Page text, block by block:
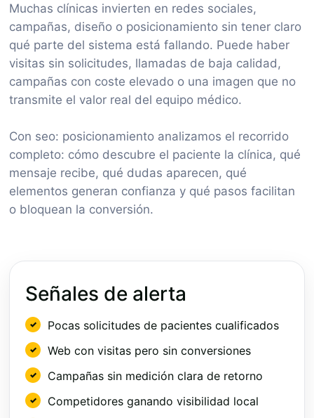
Muchas clínicas invierten en redes sociales,
campañas, diseño o posicionamiento sin tener claro
qué parte del sistema está fallando. Puede haber
visitas sin solicitudes, llamadas de baja calidad,
campañas con coste elevado o una imagen que no
transmite el valor real del equipo médico.
Con seo: posicionamiento analizamos el recorrido
completo: cómo descubre el paciente la clínica, qué
mensaje recibe, qué dudas aparecen, qué
elementos generan confianza y qué pasos facilitan
o bloquean la conversión.
Señales de alerta
Pocas solicitudes de pacientes cualificados
Web con visitas pero sin conversiones
Campañas sin medición clara de retorno
Competidores ganando visibilidad local